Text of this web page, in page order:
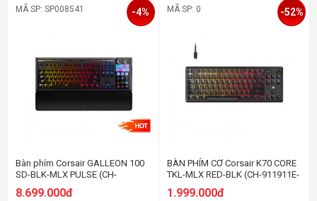
MÃ SP: SP008541
Bàn phím Corsair GALLEON 100
SD-BLK-MLX PULSE (CH-
8.699.000đ
-4% MÃ SP: 0
BÀN PHÍM CƠ Corsair K70 CORE
TKL-MLX RED-BLK (CH-911911E-
1.999.000đ
-52%